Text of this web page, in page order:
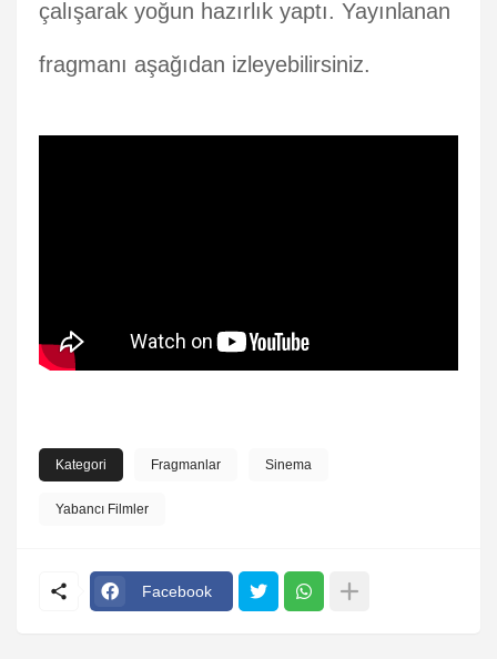
çalışarak yoğun hazırlık yaptı. Yayınlanan
fragmanı aşağıdan izleyebilirsiniz.
Kategori Fragmanlar Sinema
Yabancı Filmler
Facebook